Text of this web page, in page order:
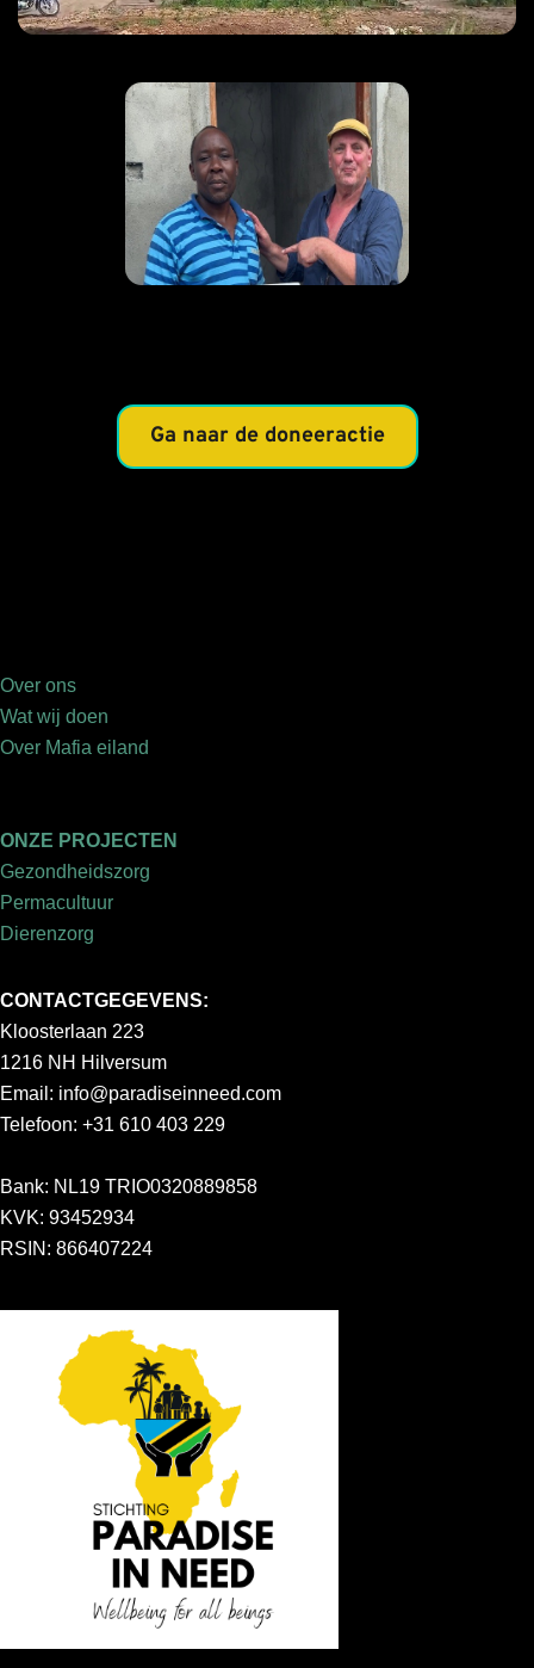
Ga naar de doneeractie
Over ons
Wat wij doen
Over Mafia eiland
ONZE PROJECTEN
Gezondheidszorg
Permacultuur
Dierenzorg
CONTACTGEGEVENS:
Kloosterlaan 223
1216 NH Hilversum
Email: info@paradiseinneed.com
Telefoon: +31 610 403 229
Bank: NL19 TRIO0320889858
KVK: 93452934
RSIN: 866407224